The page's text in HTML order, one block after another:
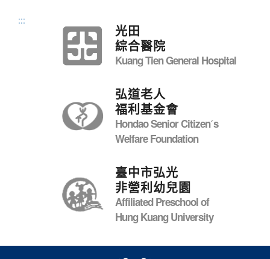
:::
光田
綜合醫院
Kuang Tien General Hospital
弘道老人
福利基金會
Hondao Senior Citizenˊs
Welfare Foundation
臺中市弘光
非營利幼兒園
Affiliated Preschool of
Hung Kuang University